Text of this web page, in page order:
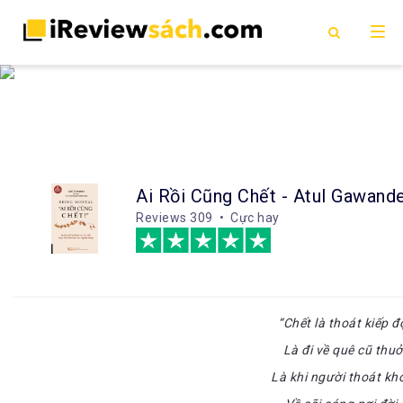
Ai Rồi Cũng Chết - Atul
Reviews 309 • Cực hay
“Chết là thoát kiếp
Là đi về quê cũ
Là khi người thoát